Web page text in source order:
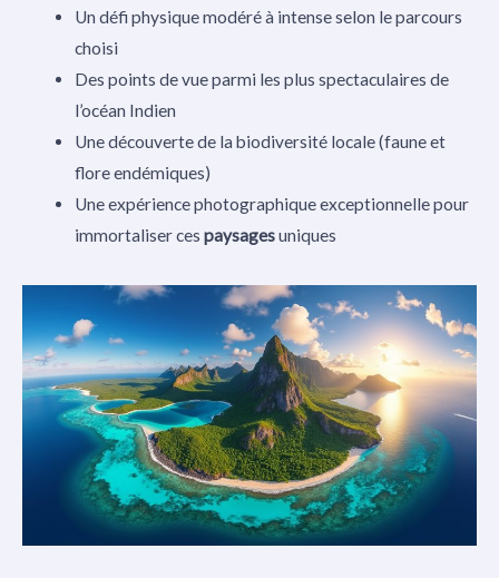
Un défi physique modéré à intense selon le parcours
choisi
Des points de vue parmi les plus spectaculaires de
l’océan Indien
Une découverte de la biodiversité locale (faune et
flore endémiques)
Une expérience photographique exceptionnelle pour
immortaliser ces paysagesuniques